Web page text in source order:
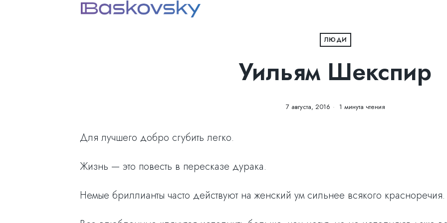
ЛЮДИ
Уильям Шекспир
7 августа, 2016 1 минута чтения
Для лучшего добро сгубить легко.
Жизнь — это повесть в пересказе дурака.
Немые бриллианты часто действуют на женский ум сильнее всякого красноречия.